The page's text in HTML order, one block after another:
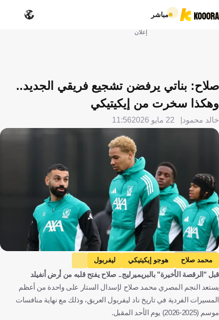
مباشر
إعلان
صلاح: بناتي يرفضن تشجيع فريقي الجديد..
وهكذا سخرت من إيكيتيكي
خالد محمود 22 مايو 2026 11:56
Getty Images
محمد صلاح هوجو إيكيتيكي
ليفربول
الدوري الإنجليزي الممتاز
مصر فرنسا إنجلترا كرة قدم
قبل "الرقصة الأخيرة" بالبريميرليج.. صلاح يفتح قلبه من أرض أنفيلد
يستعد النجم المصري محمد صلاح لإسدال الستار على واحدة من أعظم
المسيرات الفردية في تاريخ ناد ليفربول العريق، وذلك مع نهاية منافسات
موسم (2025-2026) يوم الأحد المقبل.